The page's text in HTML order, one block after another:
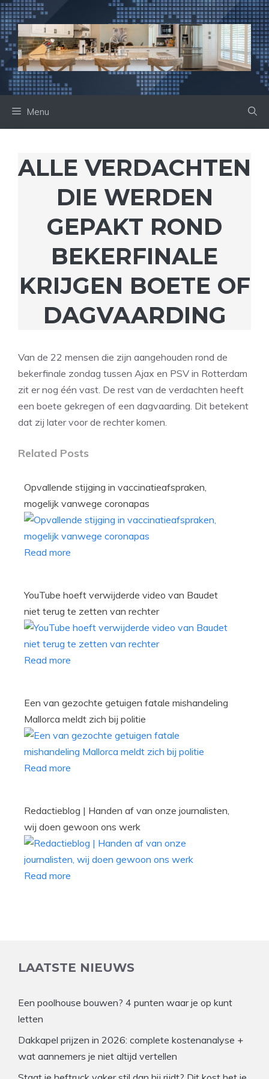
Ga
naar
de
inhoud
Menu
ALLE VERDACHTEN
DIE WERDEN
GEPAKT ROND
BEKERFINALE
KRIJGEN BOETE OF
DAGVAARDING
Van de 22 mensen die zijn aangehouden rond de
bekerfinale zondag tussen Ajax en PSV in Rotterdam
zit er nog één vast. De rest van de verdachten heeft
een boete gekregen of een dagvaarding. Dit betekent
dat zij later voor de rechter komen.
Related Posts
Opvallende stijging in vaccinatieafspraken,
mogelijk vanwege coronapas
Read more
YouTube hoeft verwijderde video van Baudet
niet terug te zetten van rechter
Read more
Een van gezochte getuigen fatale mishandeling
Mallorca meldt zich bij politie
Read more
Redactieblog | Handen af van onze journalisten,
wij doen gewoon ons werk
Read more
LAATSTE NIEUWS
Een poolhouse bouwen? 4 punten waar je op kunt
letten
Dakkapel prijzen in 2026: complete kostenanalyse +
wat aannemers je niet altijd vertellen